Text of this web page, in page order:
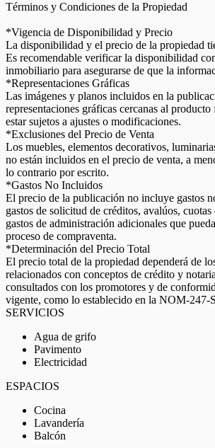
Términos y Condiciones de la Propiedad
*Vigencia de Disponibilidad y Precio
La disponibilidad y el precio de la propiedad
Es recomendable verificar la disponibilidad
inmobiliario para asegurarse de que la
*Representaciones Gráficas
Las imágenes y planos incluidos en la
representaciones gráficas cercanas al producto
estar sujetos a ajustes o modificaciones.
*Exclusiones del Precio de Venta
Los muebles, elementos decorativos,
no están incluidos en el precio de venta, a
lo contrario por escrito.
*Gastos No Incluidos
El precio de la publicación no incluye gastos
gastos de solicitud de créditos, avalúos,
gastos de administración adicionales que
proceso de compraventa.
*Determinación del Precio Total
El precio total de la propiedad dependerá de
relacionados con conceptos de crédito y
consultados con los promotores y de
vigente, como lo establecido en la NOM-247-
SERVICIOS
Agua de grifo
Pavimento
Electricidad
ESPACIOS
Cocina
Lavandería
Balcón